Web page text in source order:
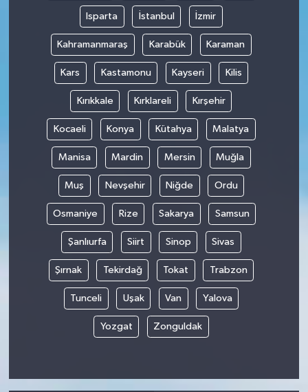
Isparta İstanbul İzmir
Kahramanmaraş Karabük Karaman
Kars Kastamonu Kayseri Kilis
Kırıkkale Kırklareli Kırşehir
Kocaeli Konya Kütahya Malatya
Manisa Mardin Mersin Muğla
Muş Nevşehir Niğde Ordu
Osmaniye Rize Sakarya Samsun
Şanlıurfa Siirt Sinop Sivas
Şırnak Tekirdağ Tokat Trabzon
Tunceli Uşak Van Yalova
Yozgat Zonguldak